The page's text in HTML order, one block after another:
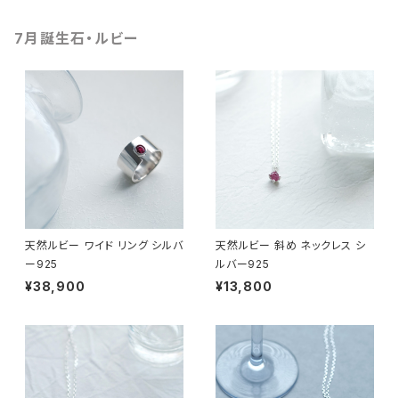
7月誕生石・ルビー
天然ルビー ワイド リング シルバ
ー925
¥38,900
天然ルビー 斜め ネックレス シ
ルバー925
¥13,800